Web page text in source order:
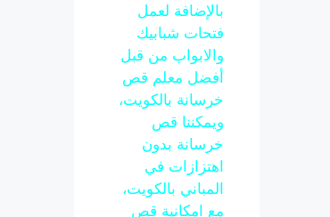
بالإضافة لعمل
فتحات شبابيك
والابواب من قبل
أفضل معلم قص
خرسانة بالكويت،
ويمكننا قص
خرسانة بدون
اهتزازات في
المباني بالكويت،
مع امكانية قص